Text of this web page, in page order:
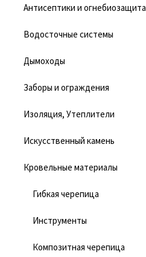
Антисептики и огнебиозащита
Водосточные системы
Дымоходы
Заборы и ограждения
Изоляция, Утеплители
Искусственный камень
Кровельные материалы
Гибкая черепица
Инструменты
Композитная черепица